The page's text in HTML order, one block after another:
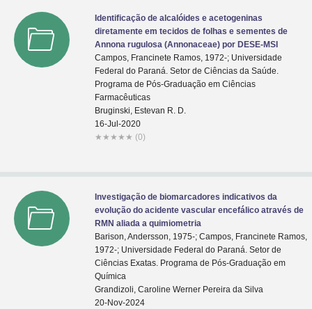
Identificação de alcalóides e acetogeninas
diretamente em tecidos de folhas e sementes de
Annona rugulosa (Annonaceae) por DESE-MSI
Campos, Francinete Ramos, 1972-; Universidade
Federal do Paraná. Setor de Ciências da Saúde.
Programa de Pós-Graduação em Ciências
Farmacêuticas
Bruginski, Estevan R. D.
16-Jul-2020
★ ★ ★ ★ ★ (0)
Investigação de biomarcadores indicativos da
evolução do acidente vascular encefálico através de
RMN aliada a quimiometria
Barison, Andersson, 1975-; Campos, Francinete Ramos,
1972-; Universidade Federal do Paraná. Setor de
Ciências Exatas. Programa de Pós-Graduação em
Química
Grandizoli, Caroline Werner Pereira da Silva
20-Nov-2024